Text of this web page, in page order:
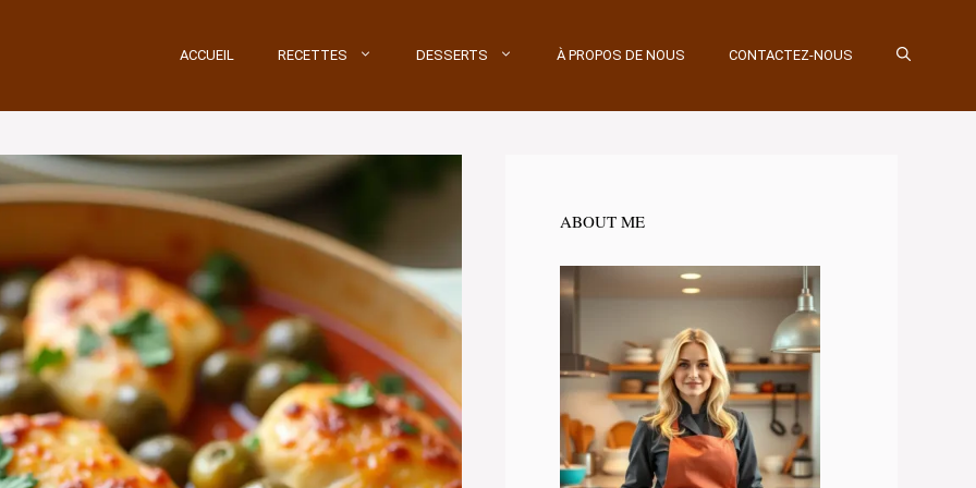
ACCUEIL RECETTES DESSERTS À PROPOS DE NOUS CONTACTEZ-NOUS
ABOUT ME